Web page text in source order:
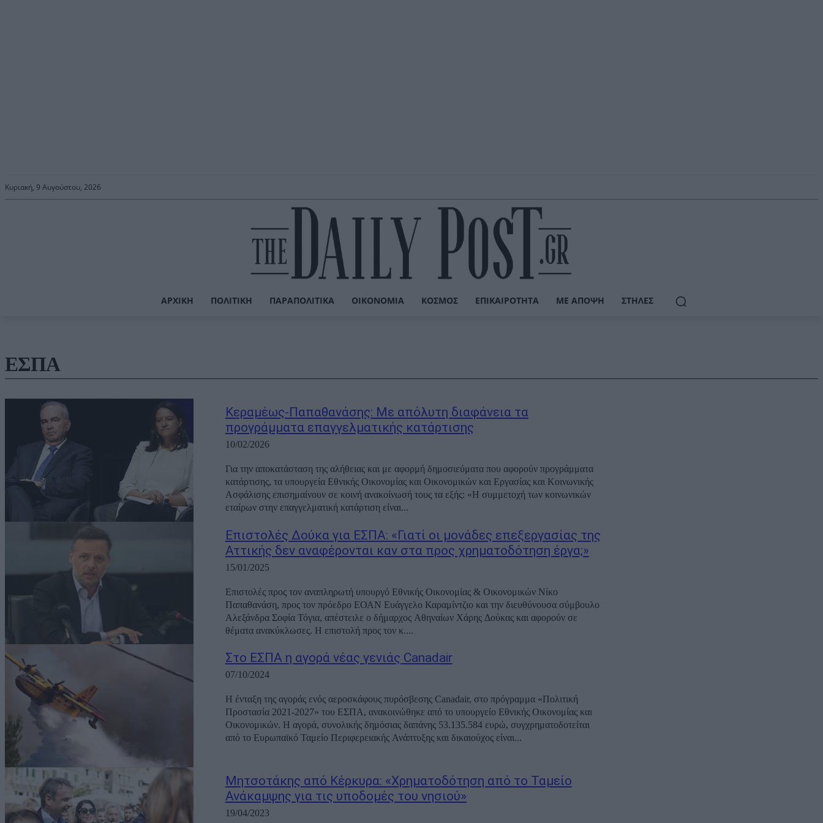
Κυριακή, 9 Αυγούστου, 2026
ΑΡΧΙΚΉ ΠΟΛΙΤΙΚΉ ΠΑΡΑΠΟΛΙΤΙΚΆ ΟΙΚΟΝΟΜΊΑ ΚΌΣΜΟΣ ΕΠΙΚΑΙΡΌΤΗΤΑ ΜΕ ΆΠΟΨΗ ΣΤΉΛΕΣ
ΕΣΠΑ
Κεραμέως-Παπαθανάσης: Με απόλυτη διαφάνεια τα
προγράμματα επαγγελματικής κατάρτισης
10/02/2026
Για την αποκατάσταση της αλήθειας και με αφορμή δημοσιεύματα που αφορούν προγράμματα
κατάρτισης, τα υπουργεία Εθνικής Οικονομίας και Οικονομικών και Εργασίας και Κοινωνικής
Ασφάλισης επισημαίνουν σε κοινή ανακοίνωσή τους τα εξής: «⁠Η συμμετοχή των κοινωνικών
εταίρων στην επαγγελματική κατάρτιση είναι...
Επιστολές Δούκα για ΕΣΠΑ: «Γιατί οι μονάδες επεξεργασίας της
Αττικής δεν αναφέρονται καν στα προς χρηματοδότηση έργα;»
15/01/2025
Επιστολές προς τον αναπληρωτή υπουργό Εθνικής Οικονομίας & Οικονομικών Νίκο
Παπαθανάση, προς τον πρόεδρο ΕΟΑΝ Ευάγγελο Καραμίντζιο και την διευθύνουσα σύμβουλο
Αλεξάνδρα Σοφία Τόγια, απέστειλε ο δήμαρχος Αθηναίων Χάρης Δούκας και αφορούν σε
θέματα ανακύκλωσες. Η επιστολή προς τον κ....
Στο ΕΣΠΑ η αγορά νέας γενιάς Canadair
07/10/2024
Η ένταξη της αγοράς ενός αεροσκάφους πυρόσβεσης Canadair, στο πρόγραμμα «Πολιτική
Προστασία 2021-2027» του ΕΣΠΑ, ανακοινώθηκε από το υπουργείο Εθνικής Οικονομίας και
Οικονομικών. Η αγορά, συνολικής δημόσιας δαπάνης 53.135.584 ευρώ, συγχρηματοδοτείται
από το Ευρωπαϊκό Ταμείο Περιφερειακής Ανάπτυξης και δικαιούχος είναι...
Μητσοτάκης από Κέρκυρα: «Χρηματοδότηση από το Ταμείο
Ανάκαμψης για τις υποδομές του νησιού»
19/04/2023